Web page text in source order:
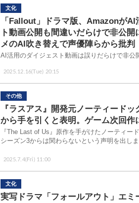
文化
2025.12.16(Tue) 20:15
「Fallout」ドラマ版、AmazonがAI
ト動画公開も間違いだらけで非公
メのAI吹き替えで声優陣らから批判
AI活用のダイジェスト動画は誤りだらけで非公
その他
2025.7.4(Fri) 11:00
『ラスアス』開発元ノーティード
から手を引くと表明。ゲーム次回作
『The Last of Us』原作を手がけたノーティー
シーズン3からは関わらないという声明を出しま
文化
実写ドラマ「フォールアウト」エミ